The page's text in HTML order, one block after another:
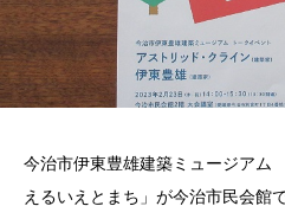
今治市伊東豊雄建築ミュージア
えるいえとまち」が今治市民会館